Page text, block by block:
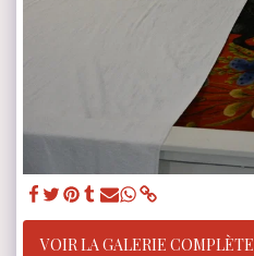
VOIR LA GALERIE COMPLÈTE